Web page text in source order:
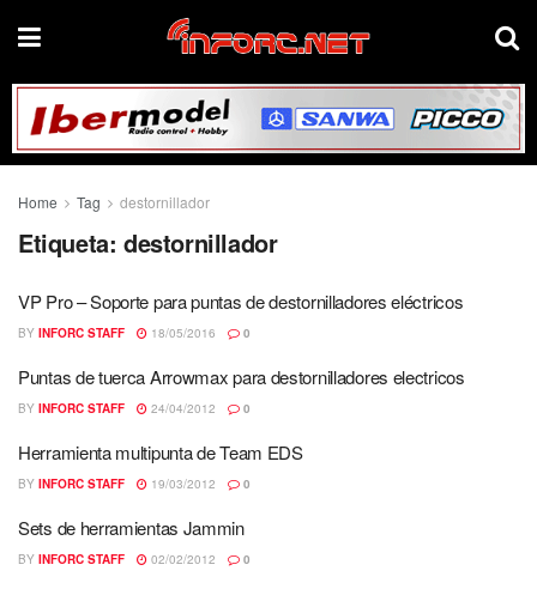
Home Tag destornillador
Etiqueta: destornillador
VP Pro – Soporte para puntas de destornilladores eléctricos
BY INFORC STAFF 18/05/2016 0
Puntas de tuerca Arrowmax para destornilladores electricos
BY INFORC STAFF 24/04/2012 0
Herramienta multipunta de Team EDS
BY INFORC STAFF 19/03/2012 0
Sets de herramientas Jammin
BY INFORC STAFF 02/02/2012 0